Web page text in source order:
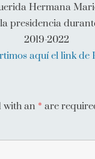
Hermana
presidencia
2019-2022
aquí el link de
with an * are